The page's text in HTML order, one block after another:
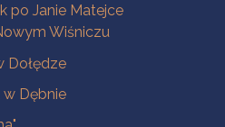
po Janie Matejce
Wiśniczu
Dołędze
Dębnie